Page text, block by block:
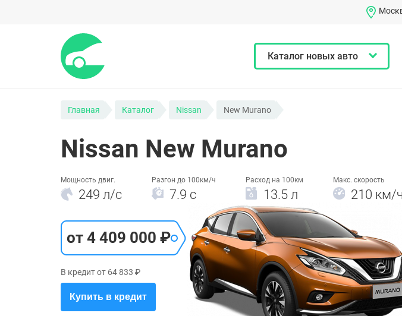
Каталог новых авто
Главная Каталог Nissan New Murano
Nissan New Murano
Мощность двиг.
249 л/c
Разгон до 100км/ч
7.9 c
Расход на 100км
13.5 л
Макс. скорость
210 км/ч
от 4 409 000 ₽
В кредит от 64 833 ₽
Купить в кредит